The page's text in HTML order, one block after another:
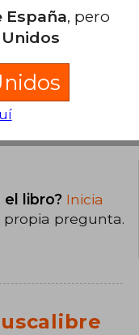
el libro
libro? Inicia
pregunta.
España, pero